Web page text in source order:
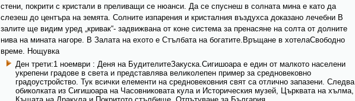
стени, покрити с кристали в преливащи се нюанси. Да се спуснеш в солната мина е като да
слезеш до центъра на земята. Солните изпарения и кристалния въздухса доказано лечебни В
залите ще видим уред „кривак“- задвижвана от коне система за пренасяне на солта от долните
нива на мината нагоре. В Залата на ехото е Стълбата на богатите.Връщане в хотелаСвободно
време. Нощувка
Ден трети:1 ноември : Деня на БудителитеЗакуска.Сигишоара е един от малкото населени
укрепени градове в света и представлява великолепен пример за средновековно
градоустройство. Тук всички елементи на средновековния свят са отлично запазени. Следва
обиколката из Сигишоара на Часовниковата кула и Историческия музей, Църквата на хълма,